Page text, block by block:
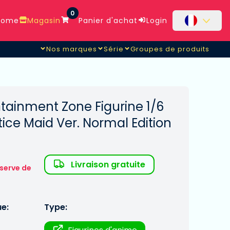
Magasin
0
Panier d'achat Login
Nos marques Série Groupes de produits
Zone Figurine 1/6
Maid Ver. Normal Edition
de
Livraison gratuite
Type: